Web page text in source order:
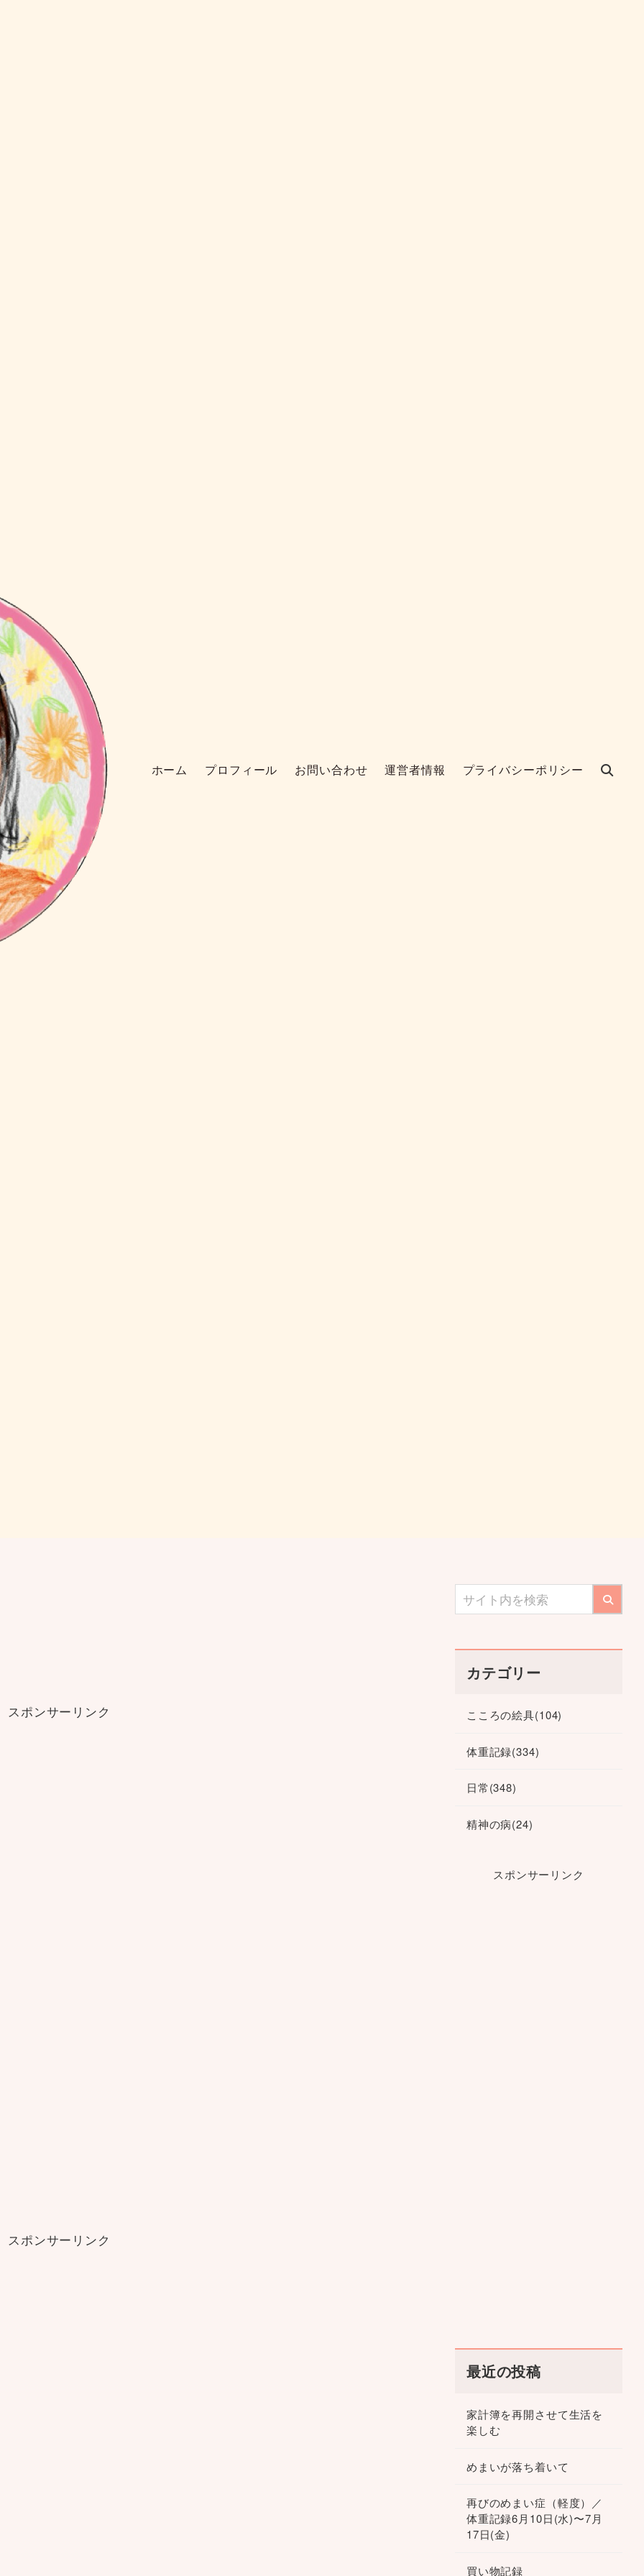
ホーム プロフィール お問い合わせ 運営者情報 プライバシーポリシー
スポンサーリンク
スポンサーリンク
カテゴリー
こころの絵具(104)
体重記録(334)
日常(348)
精神の病(24)
スポンサーリンク
最近の投稿
家計簿を再開させて生活を
楽しむ
めまいが落ち着いて
再びのめまい症（軽度）／
体重記録6月10日(水)〜7月
17日(金)
買い物記録